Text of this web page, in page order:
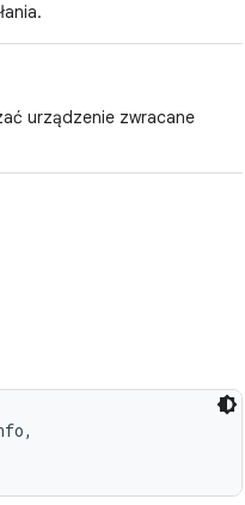
urządzenie zwracane